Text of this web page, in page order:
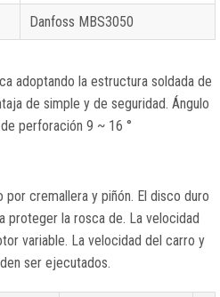
Danfoss MBS3050
adoptando la estructura soldada de
de simple y de seguridad. Ángulo
perforación 9 ~ 16 °
cremallera y piñón. El disco duro
proteger la rosca de. La velocidad
variable. La velocidad del carro y
ser ejecutados.